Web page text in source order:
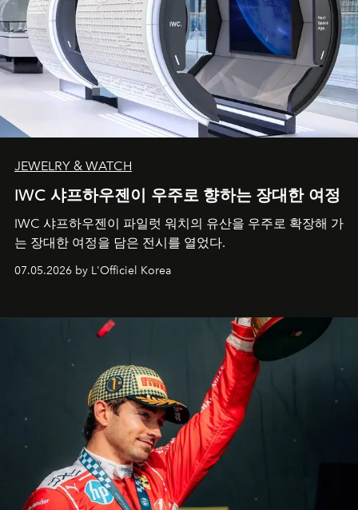
JEWELRY & WATCH
IWC 샤프하우젠이 우주로 향하는 장대한 여정
IWC 샤프하우젠이 파일럿 워치의 유산을 우주로 확장해 가
는 장대한 여정을 담은 전시를 열었다.
07.05.2026 by L'Officiel Korea